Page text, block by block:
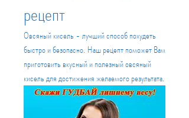
рецепт
Овсяный кисель - лучший способ похудеть
быстро и безопасно. Наш рецепт поможет Вам
приготовить вкусный и полезный овсяный
кисель для достижения желаемого результата.